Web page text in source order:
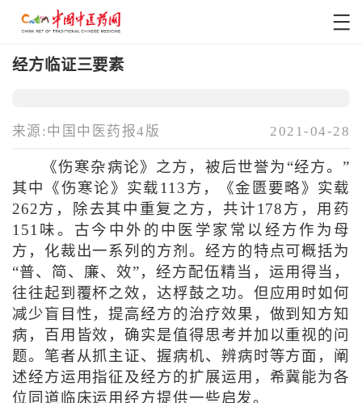
经方临证三要素
来源:中国中医药报4版 2021-04-28
《伤寒杂病论》之方，被后世誉为“经方。”
其中《伤寒论》实载113方，《金匮要略》实载
262方，除去其中重复之方，共计178方，用药
151味。古今中外的中医学家常以经方作为母
方，化裁出一系列的方剂。经方的特点可概括为
“普、简、廉、效”，经方配伍精当，运用得当，
往往起到覆杯之效，达桴鼓之功。但应用时如何
减少盲目性，提高经方的治疗效果，做到知方知
病，百用皆效，确实是值得思考并加以重视的问
题。笔者从抓主证、握病机、辨病时等方面，阐
述经方运用指征及经方的扩展运用，希冀能为各
位同道临床运用经方提供一些启发。